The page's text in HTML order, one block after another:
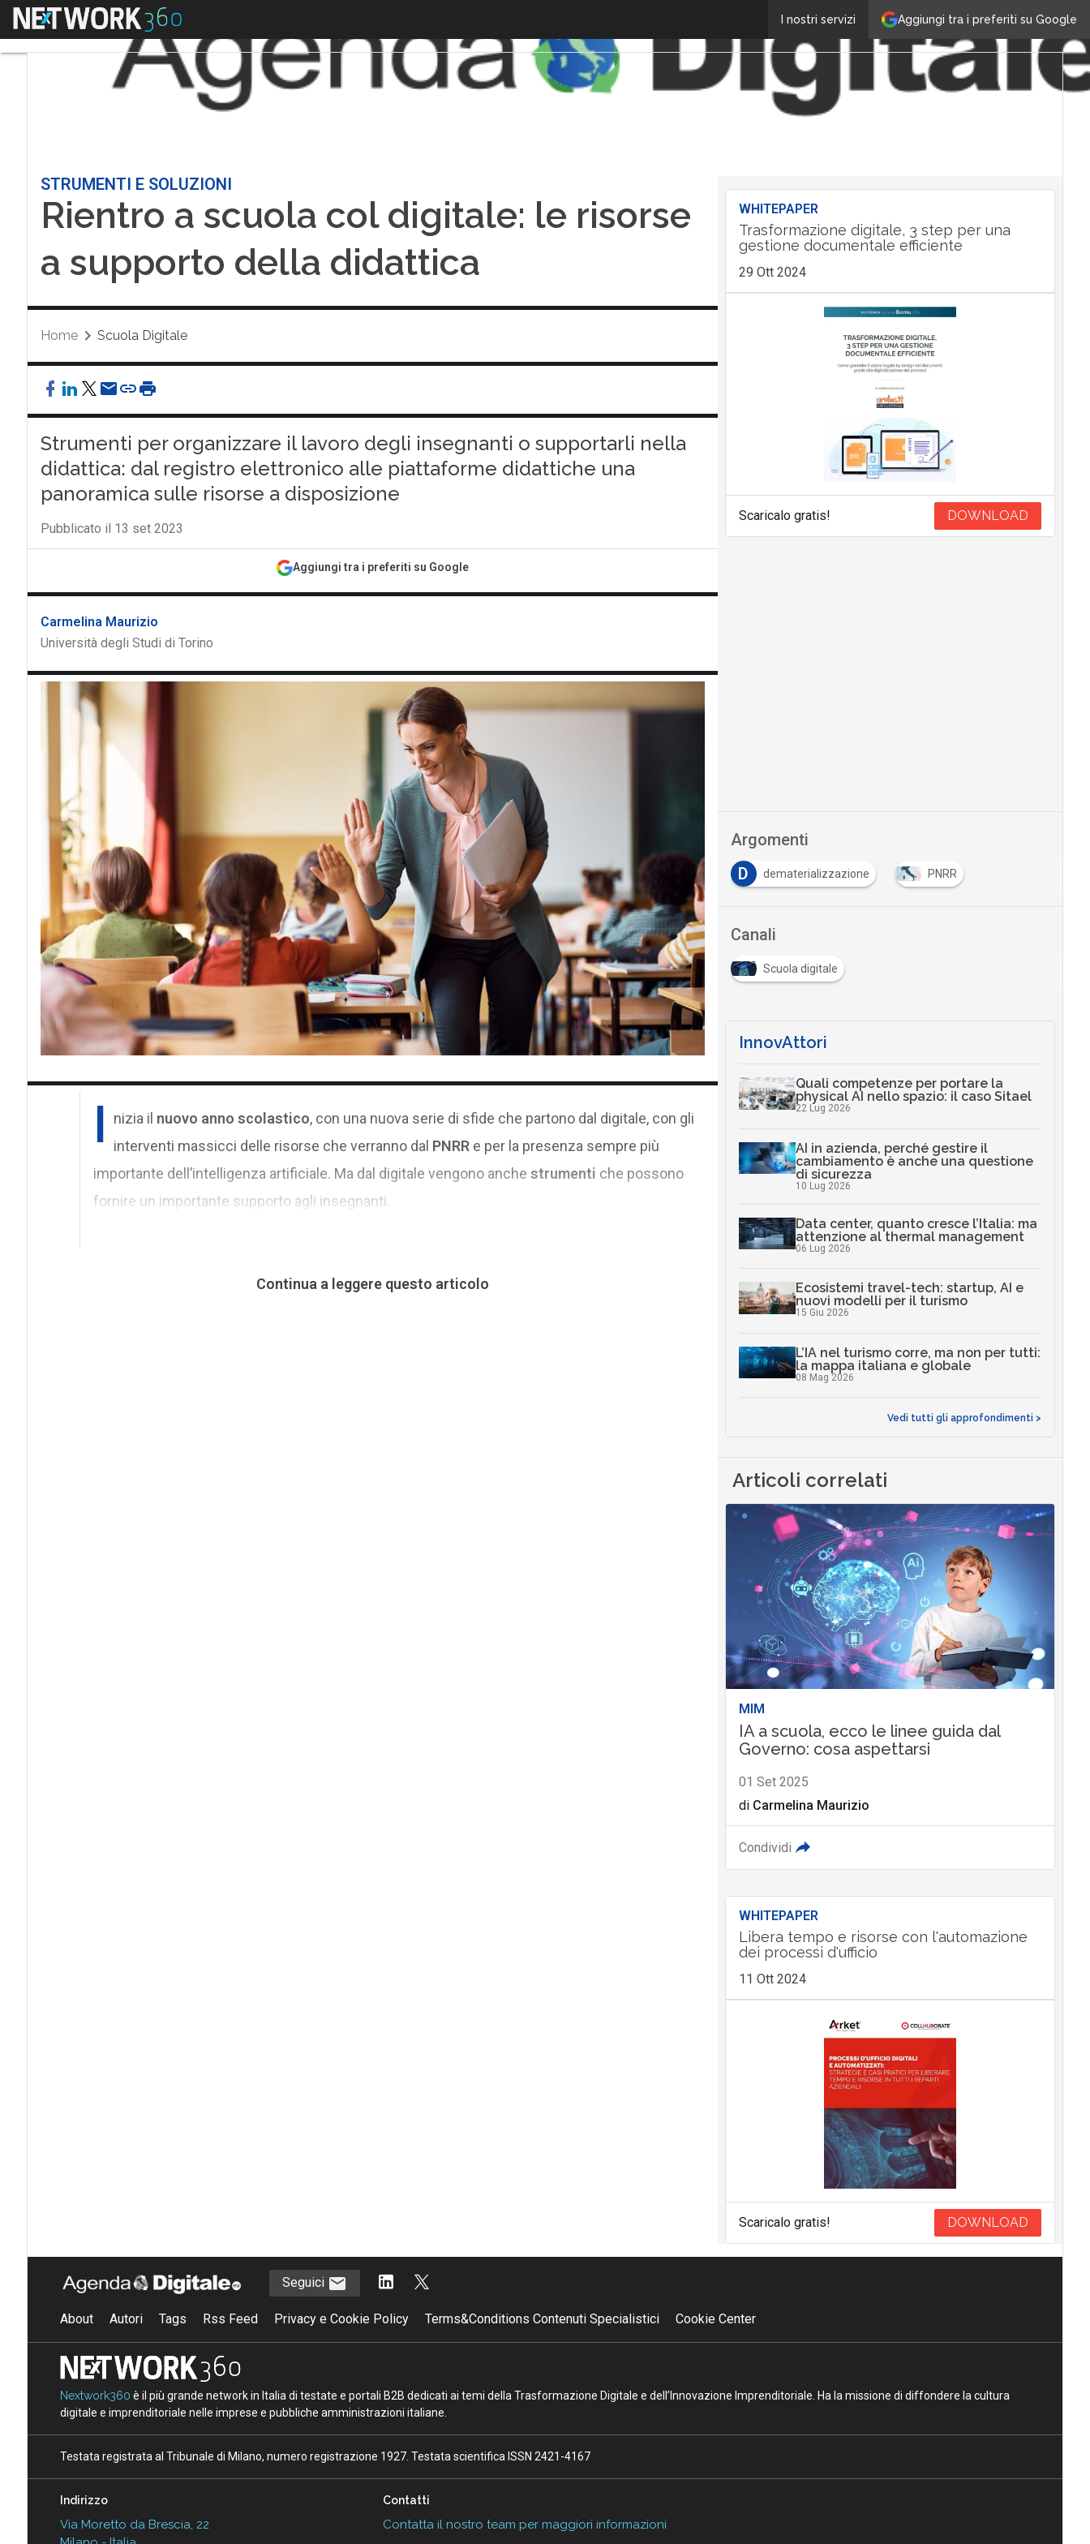
Aggiungi tra i preferiti su Google
I nostri servizi
Menu
STRUMENTI E SOLUZIONI
Rientro a scuola col digitale: le risorse
a supporto della didattica
Home Scuola Digitale
Strumenti per organizzare il lavoro degli insegnanti o supportarli nella
didattica: dal registro elettronico alle piattaforme didattiche una
panoramica sulle risorse a disposizione
Pubblicato il 13 set 2023
Aggiungi tra i preferiti su Google
Carmelina Maurizio
Università degli Studi di Torino
I nizia il nuovo anno scolastico, con una nuova serie di sfide che partono dal digitale, con gli
interventi massicci delle risorse che verranno dal PNRRe per la presenza sempre più
importante dell’intelligenza artificiale. Ma dal digitale vengono anche strumenti che possono
fornire un importante supporto agli insegnanti.
Continua a leggere questo articolo
WHITEPAPER
Trasformazione digitale, 3 step per una
gestione documentale efficiente
29 Ott 2024
Scaricalo gratis! DOWNLOAD
Argomenti
D
dematerializzazione PNRR
Canali
Scuola digitale
InnovAttori
Quali competenze per portare la
physical AI nello spazio: il caso Sitael
22 Lug 2026
AI in azienda, perché gestire il
cambiamento è anche una questione
di sicurezza
10 Lug 2026
Data center, quanto cresce l’Italia: ma
attenzione al thermal management
06 Lug 2026
Ecosistemi travel-tech: startup, AI e
nuovi modelli per il turismo
15 Giu 2026
L’IA nel turismo corre, ma non per tutti:
la mappa italiana e globale
08 Mag 2026
Vedi tutti gli approfondimenti >
Articoli correlati
MIM
IA a scuola, ecco le linee guida dal
Governo: cosa aspettarsi
01 Set 2025
di Carmelina Maurizio
Condividi
WHITEPAPER
Libera tempo e risorse con l'automazione
dei processi d'ufficio
11 Ott 2024
Scaricalo gratis! DOWNLOAD
Seguici
About Autori Tags Rss Feed Privacy e Cookie Policy Terms&Conditions Contenuti Specialistici Cookie Center
Nextwork360 è il più grande network in Italia di testate e portali B2B dedicati ai temi della Trasformazione Digitale e dell’Innovazione Imprenditoriale. Ha la missione di diffondere la cultura
digitale e imprenditoriale nelle imprese e pubbliche amministrazioni italiane.
Testata registrata al Tribunale di Milano, numero registrazione 1927. Testata scientifica ISSN 2421-4167
Indirizzo
Via Moretto da Brescia, 22
Contatti
Contatta il nostro team per maggiori informazioni